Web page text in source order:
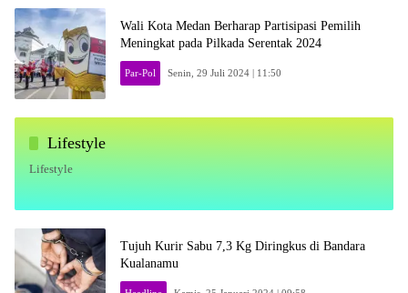
Wali Kota Medan Berharap Partisipasi Pemilih
Meningkat pada Pilkada Serentak 2024
Par-Pol Senin, 29 Juli 2024 | 11:50
Lifestyle
Lifestyle
Tujuh Kurir Sabu 7,3 Kg Diringkus di Bandara
Kualanamu